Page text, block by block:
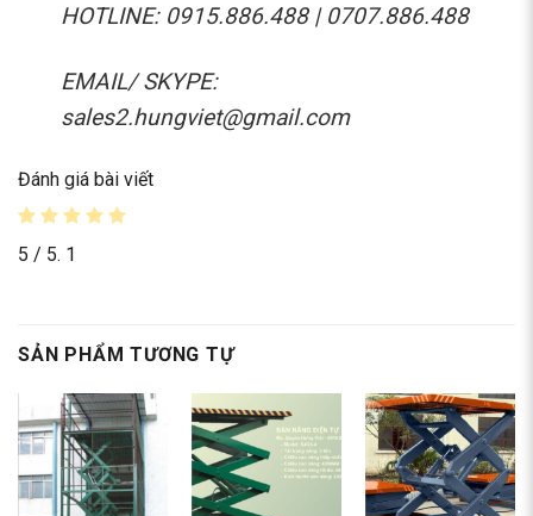
HOTLINE: 0915.886.488 | 0707.886.488
EMAIL/ SKYPE:
sales2.hungviet@gmail.com
Đánh giá bài viết
5 / 5. 1
SẢN PHẨM TƯƠNG TỰ